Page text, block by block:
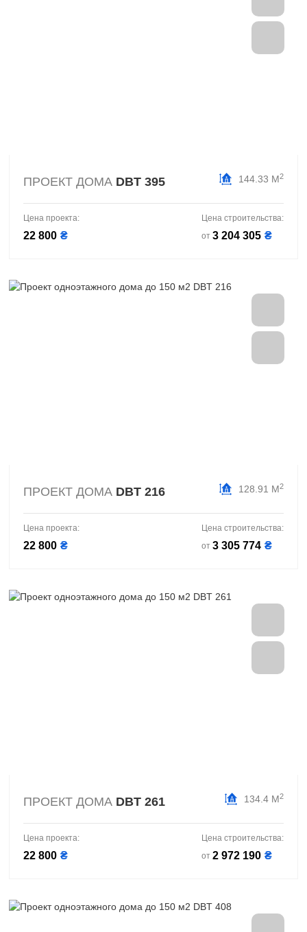
ПРОЕКТ ДОМА DBT 395 144.33 М2
Цена проекта:
22 800 ₴
Цена строительства:
от 3 204 305 ₴
ПРОЕКТ ДОМА DBT 216 128.91 М2
Цена проекта:
22 800 ₴
Цена строительства:
от 3 305 774 ₴
ПРОЕКТ ДОМА DBT 261 134.4 М2
Цена проекта:
22 800 ₴
Цена строительства:
от 2 972 190 ₴